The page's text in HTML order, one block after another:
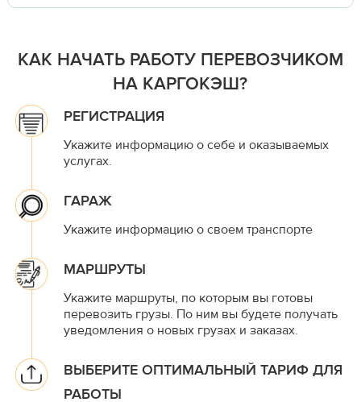
КАК НАЧАТЬ РАБОТУ ПЕРЕВОЗЧИКОМ
НА КАРГОКЭШ?
РЕГИСТРАЦИЯ
Укажите информацию о себе и оказываемых
услугах.
ГАРАЖ
Укажите информацию о своем транспорте
МАРШРУТЫ
Укажите маршруты, по которым вы готовы
перевозить грузы. По ним вы будете получать
уведомления о новых грузах и заказах.
ВЫБЕРИТЕ ОПТИМАЛЬНЫЙ ТАРИФ ДЛЯ
РАБОТЫ